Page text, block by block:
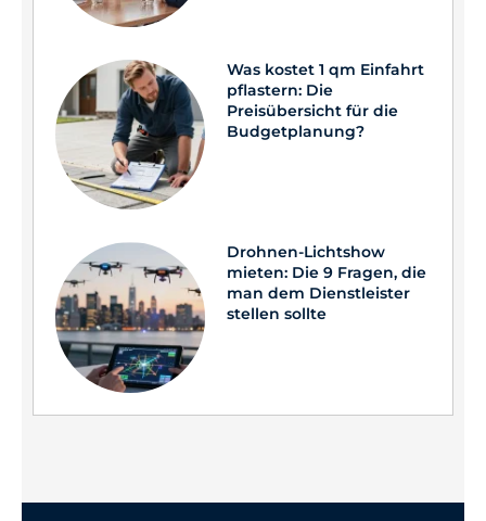
Was kostet 1 qm Einfahrt
pflastern: Die
Preisübersicht für die
Budgetplanung?
Drohnen-Lichtshow
mieten: Die 9 Fragen, die
man dem Dienstleister
stellen sollte